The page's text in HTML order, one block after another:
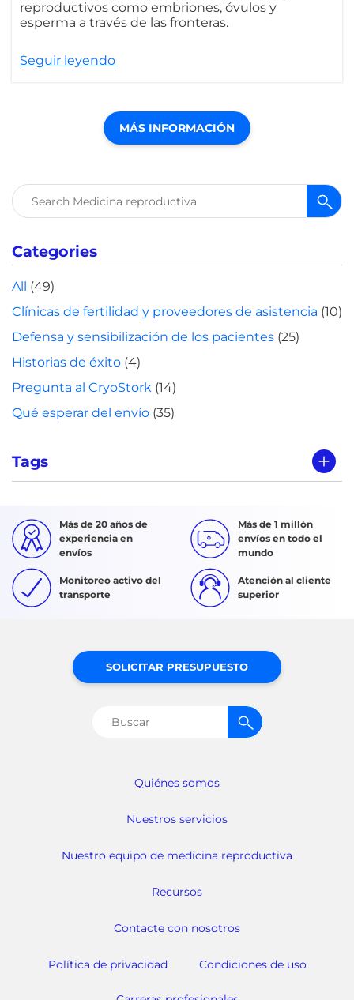
reproductivos como embriones, óvulos y
esperma a través de las fronteras.
Seguir leyendo
MÁS INFORMACIÓN
Buscar:
Categories
All (49)
Clínicas de fertilidad y proveedores de asistencia (10)
Defensa y sensibilización de los pacientes (25)
Historias de éxito (4)
Pregunta al CryoStork (14)
Qué esperar del envío (35)
Tags
Más de 20 años de
experiencia en
envíos
Más de 1 millón
envíos en todo el
mundo
Monitoreo activo del
transporte
Atención al cliente
superior
Quiénes somos
Nuestros servicios
Nuestro equipo de medicina reproductiva
Recursos
Contacte con nosotros
Política de privacidad Condiciones de uso
SOLICITAR PRESUPUESTO
Buscar: